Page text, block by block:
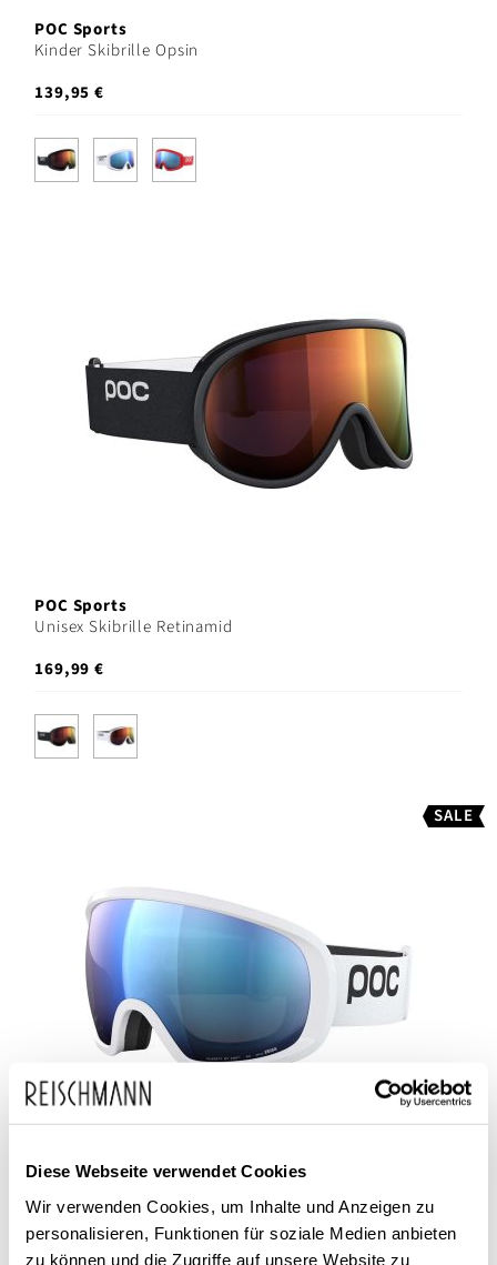
Diese Webseite verwendet Cookies
Wir verwenden Cookies, um Inhalte und Anzeigen zu
personalisieren, Funktionen für soziale Medien anbieten
zu können und die Zugriffe auf unsere Website zu
POC Sports
Kinder Skibrille Opsin
139,95 €
POC Sports
Unisex Skibrille Retinamid
169,99 €
SALE
POC Sports
Unisex Skibrille Fovea
199,95 €